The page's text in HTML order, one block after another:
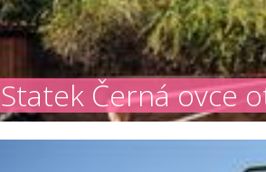
Statek Černá ovce